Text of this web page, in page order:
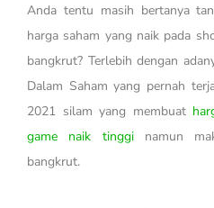
Anda tentu masih bertanya
harga saham yang naik pada
bangkrut? Terlebih dengan
Dalam Saham yang pernah
2021 silam yang membuat
game naik tingginamun
bangkrut.